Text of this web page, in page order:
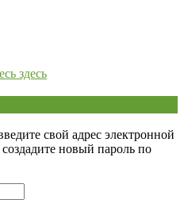
здесь
свой адрес электронной
новый пароль по